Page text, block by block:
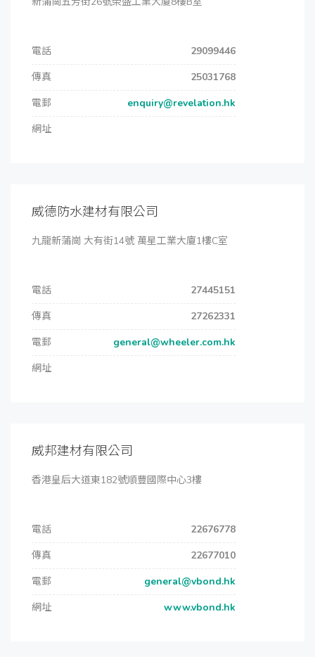
電話
29099446
傳真
25031768
電郵
enquiry@revelation.hk
網址
威德防水建材有限公司
九龍新蒲崗 大有街14號 萬星工業大廈1樓C室
電話
27445151
傳真
27262331
電郵
general@wheeler.com.hk
網址
威邦建材有限公司
香港皇后大道東182號順豐國際中心3樓
電話
22676778
傳真
22677010
電郵
general@vbond.hk
網址
www.vbond.hk